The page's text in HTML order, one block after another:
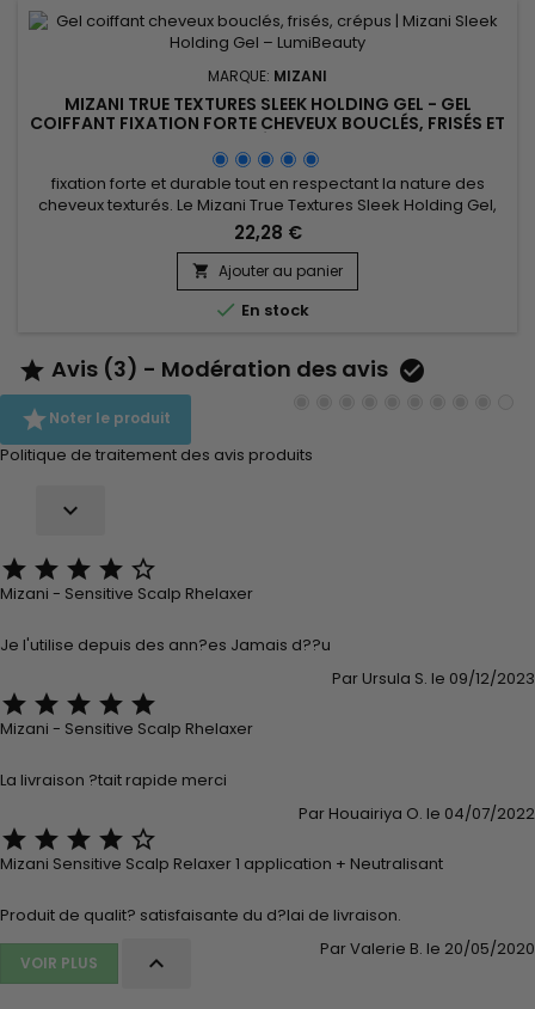
MARQUE: MIZANI
MIZANI TRUE TEXTURES SLEEK HOLDING GEL - GEL
COIFFANT FIXATION FORTE CHEVEUX BOUCLÉS, FRISÉS ET
fixation forte et durable tout en respectant la nature des
cheveux texturés. Le Mizani True Textures Sleek Holding Gel,
développé par la marque professionnelle Mizani, est un gel
fixant cheveux texturés idéal pour lisser, structurer et
discipliner les coiffures. Il assure un contrôle efficace des
frisottis, une définition précise des contours, des baby...
22,28 €
 Ajouter au panier
 En stock
 Avis (3) - Modération des avis 
Noter le produit
Politique de traitement des avis produits

    
Mizani - Sensitive Scalp Rhelaxer
Je l'utilise depuis des ann?es Jamais d??u
Par Ursula S. le 09/12/2023
    
Mizani - Sensitive Scalp Rhelaxer
La livraison ?tait rapide merci
Par Houairiya O. le 04/07/2022
    
Mizani Sensitive Scalp Relaxer 1 application + Neutralisant
Produit de qualit? satisfaisante du d?lai de livraison.
Par Valerie B. le 20/05/2020
VOIR PLUS 